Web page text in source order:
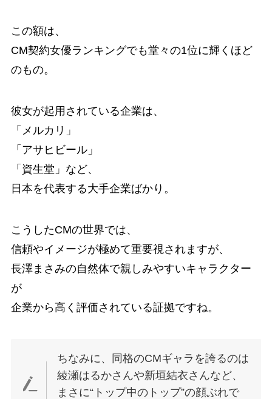
この額は、
CM契約女優ランキングでも堂々の1位に輝くほど
のもの。
彼女が起用されている企業は、
「メルカリ」
「アサヒビール」
「資生堂」など、
日本を代表する大手企業ばかり。
こうしたCMの世界では、
信頼やイメージが極めて重要視されますが、
長澤まさみの自然体で親しみやすいキャラクター
が
企業から高く評価されている証拠ですね。
ちなみに、同格のCMギャラを誇るのは
綾瀬はるかさんや新垣結衣さんなど、
まさに“トップ中のトップ”の顔ぶれで